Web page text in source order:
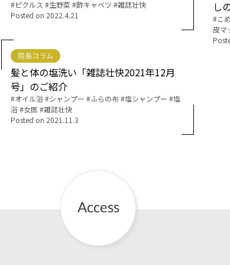
Tags:
ピクルス 生野菜 酢キャベツ
雑誌壮快
Posted on 2022.4.21
し
Tags:
こ
皮マ
院長コラム
髪と体の塩洗い「雑誌壮快2021年12月
号」のご紹介
Tags:
オイル浴 シャンプー ふらの布 塩シャンプー
塩
浴
女医
雑誌壮快
Posted on 2021.11.3
お産について
親と子の結びつき支援
遠方にお住まいで当院での出産を希望される方へ